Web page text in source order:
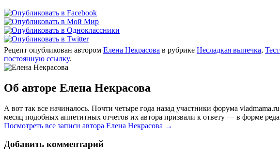
Рецепт опубликован автором Елена Некрасова в рубрике Несладкая выпечка,
постоянную ссылку.
Об авторе Елена Некрасова
А вот так все начиналось. Почти четыре года назад участники форума
месяц подобных аппетитных отчетов их автора призвали к ответу — в форме
Посмотреть все записи автора Елена Некрасова →
Добавить комментарий